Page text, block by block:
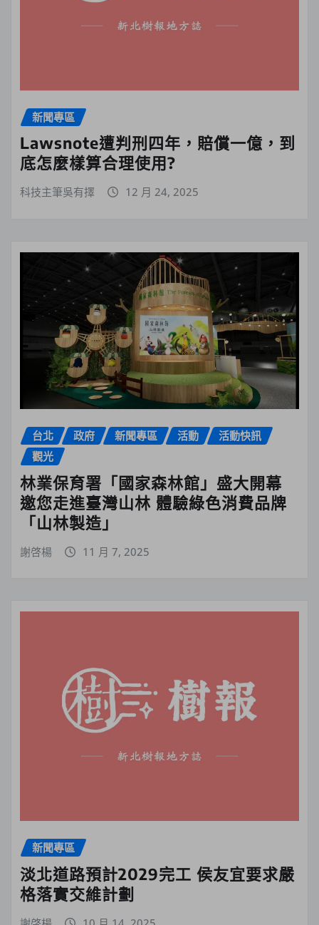
新聞專區
Lawsnote遭判刑四年，賠償一億，到
底怎麼樣算合理使用?
科技主筆吳有擇 12 月 24, 2025
台北 政府 新聞專區 活動
活動快訊
觀光
林業保育署「國家森林館」盛大開幕
邀您走進臺灣山林 體驗綠色消費品牌
「山林製造」
謝啓楊 11 月 7, 2025
新聞專區
淡北道路預計2029完工 侯友宜要求嚴
格落實交維計劃